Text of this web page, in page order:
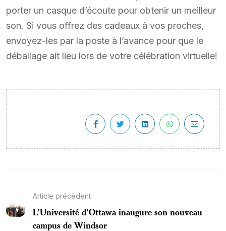
porter un casque d’écoute pour obtenir un meilleur
son. Si vous offrez des cadeaux à vos proches,
envoyez-les par la poste à l’avance pour que le
déballage ait lieu lors de votre célébration virtuelle!
Article précédent
L’Université d’Ottawa inaugure son nouveau
campus de Windsor